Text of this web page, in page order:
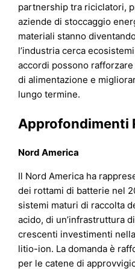
partnership tra riciclatori,
aziende di stoccaggio
materiali stanno
l’industria cerca
accordi possono
di alimentazione e
lungo termine.
Approfondimenti
Nord America
Il Nord America ha
dei rottami di batterie nel
sistemi maturi di raccolta
acido, di un’infrastruttura
crescenti investimenti
litio-ion. La domanda è
per le catene di